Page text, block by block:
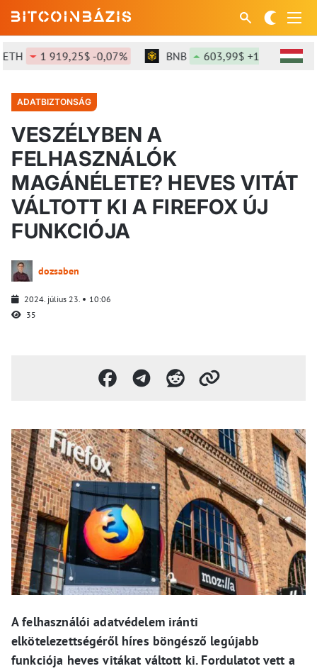
1 919,25$ -0,07% BNB 603,99$ +1,48%
ADATBIZTONSÁG
VESZÉLYBEN A
FELHASZNÁLÓK
MAGÁNÉLETE? HEVES VITÁT
VÁLTOTT KI A FIREFOX ÚJ
FUNKCIÓJA
dozsaben
2024. július 23.
10:06
35
A felhasználói adatvédelem iránti
elkötelezettségéről híres böngésző legújabb
funkciója heves vitákat váltott ki. Fordulatot vett a